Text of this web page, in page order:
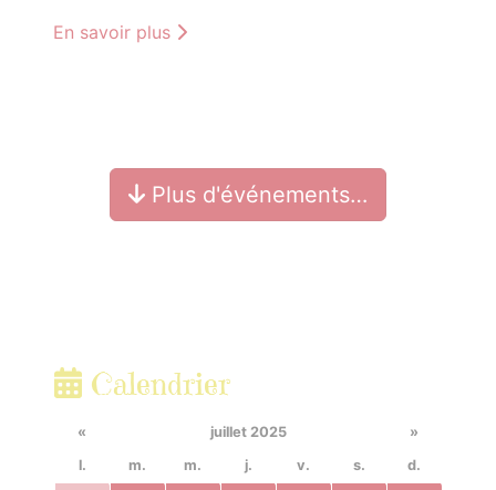
En savoir plus
Plus d'événements…
Calendrier
« juillet 2025
»
l.
m. m. j. v. s. d.